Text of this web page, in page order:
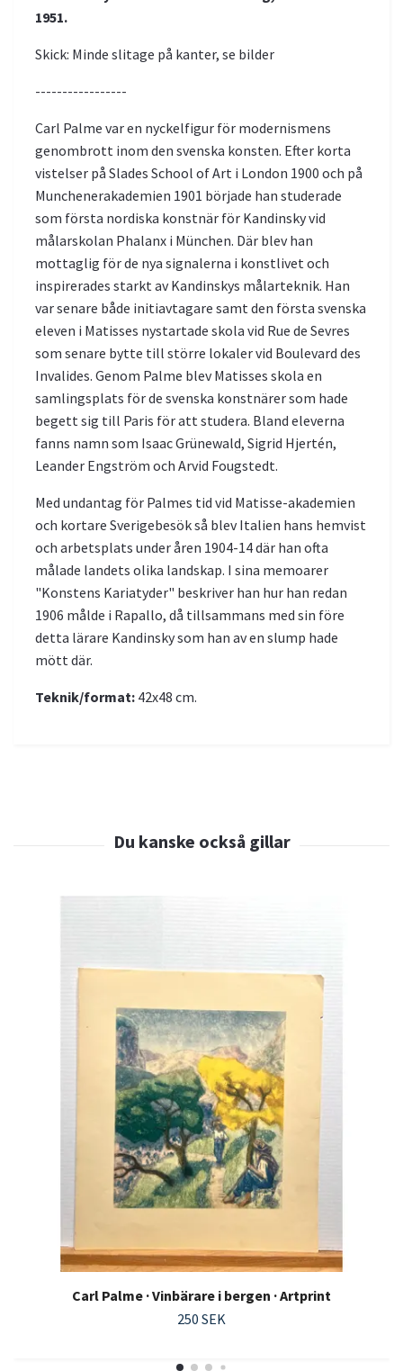
1951.
Skick: Minde slitage på kanter, se bilder
-----------------
Carl Palme var en nyckelfigur för modernismens
genombrott inom den svenska konsten. Efter korta
vistelser på Slades School of Art i London 1900 och på
Munchenerakademien 1901 började han studerade
som första nordiska konstnär för Kandinsky vid
målarskolan Phalanx i München. Där blev han
mottaglig för de nya signalerna i konstlivet och
inspirerades starkt av Kandinskys målarteknik. Han
var senare både initiavtagare samt den första svenska
eleven i Matisses nystartade skola vid Rue de Sevres
som senare bytte till större lokaler vid Boulevard des
Invalides. Genom Palme blev Matisses skola en
samlingsplats för de svenska konstnärer som hade
begett sig till Paris för att studera. Bland eleverna
fanns namn som Isaac Grünewald, Sigrid Hjertén,
Leander Engström och Arvid Fougstedt.
Med undantag för Palmes tid vid Matisse-akademien
och kortare Sverigebesök så blev Italien hans hemvist
och arbetsplats under åren 1904-14 där han ofta
målade landets olika landskap. I sina memoarer
"Konstens Kariatyder" beskriver han hur han redan
1906 målde i Rapallo, då tillsammans med sin före
detta lärare Kandinsky som han av en slump hade
mött där.
Teknik/format: 42x48 cm.
Carl Palme · Vinbärare i bergen · Artprint
250 SEK